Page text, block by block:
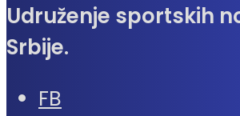
Udruženje sportskih
Srbije.
FB